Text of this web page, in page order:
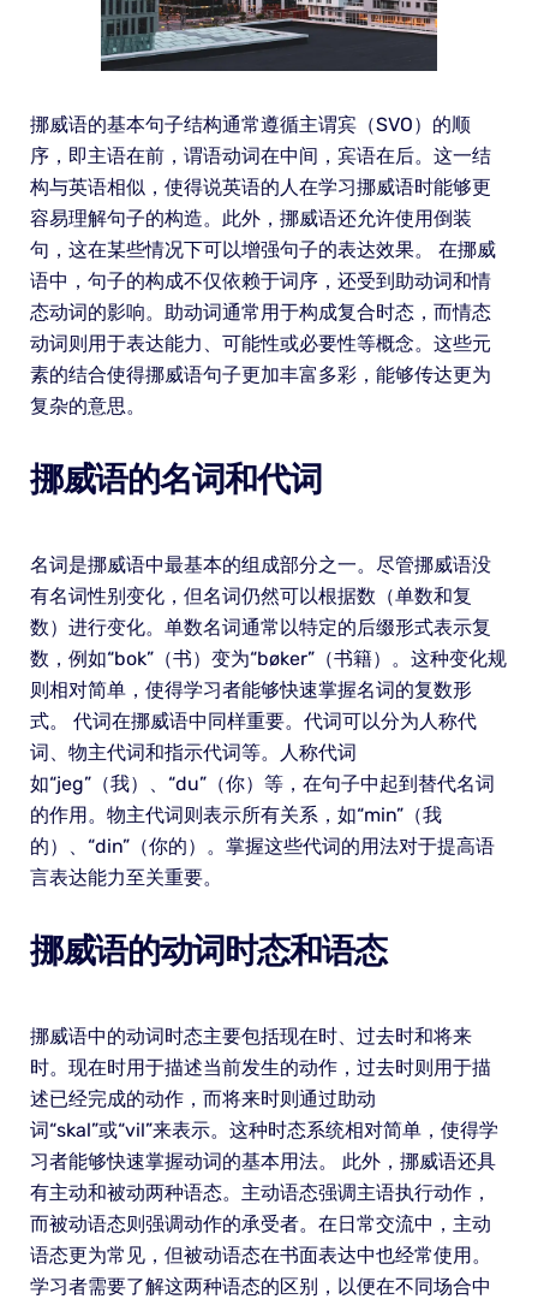
挪威语的基本句子结构通常遵循主谓宾（SVO）的顺
序，即主语在前，谓语动词在中间，宾语在后。这一结
构与英语相似，使得说英语的人在学习挪威语时能够更
容易理解句子的构造。此外，挪威语还允许使用倒装
句，这在某些情况下可以增强句子的表达效果。 在挪威
语中，句子的构成不仅依赖于词序，还受到助动词和情
态动词的影响。助动词通常用于构成复合时态，而情态
动词则用于表达能力、可能性或必要性等概念。这些元
素的结合使得挪威语句子更加丰富多彩，能够传达更为
复杂的意思。
挪威语的名词和代词
名词是挪威语中最基本的组成部分之一。尽管挪威语没
有名词性别变化，但名词仍然可以根据数（单数和复
数）进行变化。单数名词通常以特定的后缀形式表示复
数，例如“bok”（书）变为“bøker”（书籍）。这种变化规
则相对简单，使得学习者能够快速掌握名词的复数形
式。 代词在挪威语中同样重要。代词可以分为人称代
词、物主代词和指示代词等。人称代词
如“jeg”（我）、“du”（你）等，在句子中起到替代名词
的作用。物主代词则表示所有关系，如“min”（我
的）、“din”（你的）。掌握这些代词的用法对于提高语
言表达能力至关重要。
挪威语的动词时态和语态
挪威语中的动词时态主要包括现在时、过去时和将来
时。现在时用于描述当前发生的动作，过去时则用于描
述已经完成的动作，而将来时则通过助动
词“skal”或“vil”来表示。这种时态系统相对简单，使得学
习者能够快速掌握动词的基本用法。 此外，挪威语还具
有主动和被动两种语态。主动语态强调主语执行动作，
而被动语态则强调动作的承受者。在日常交流中，主动
语态更为常见，但被动语态在书面表达中也经常使用。
学习者需要了解这两种语态的区别，以便在不同场合中